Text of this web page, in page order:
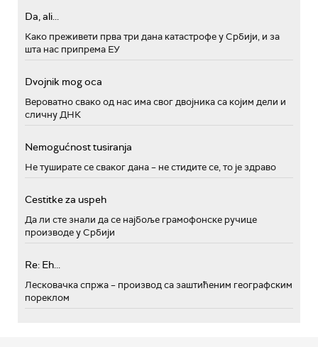
Da, ali...
Како преживети прва три дана катастрофе у Србији, и за
шта нас припрема ЕУ
Dvojnik mog oca
Вероватно свако од нас има свог двојника са којим дели и
сличну ДНК
Nemogućnost tusiranja
Не туширате се сваког дана – не стидите се, то је здраво
Cestitke za uspeh
Да ли сте знали да се најбоље грамофонске ручице
производе у Србији
Re: Eh...
Лесковачка спржа – производ са заштићеним географским
пореклом